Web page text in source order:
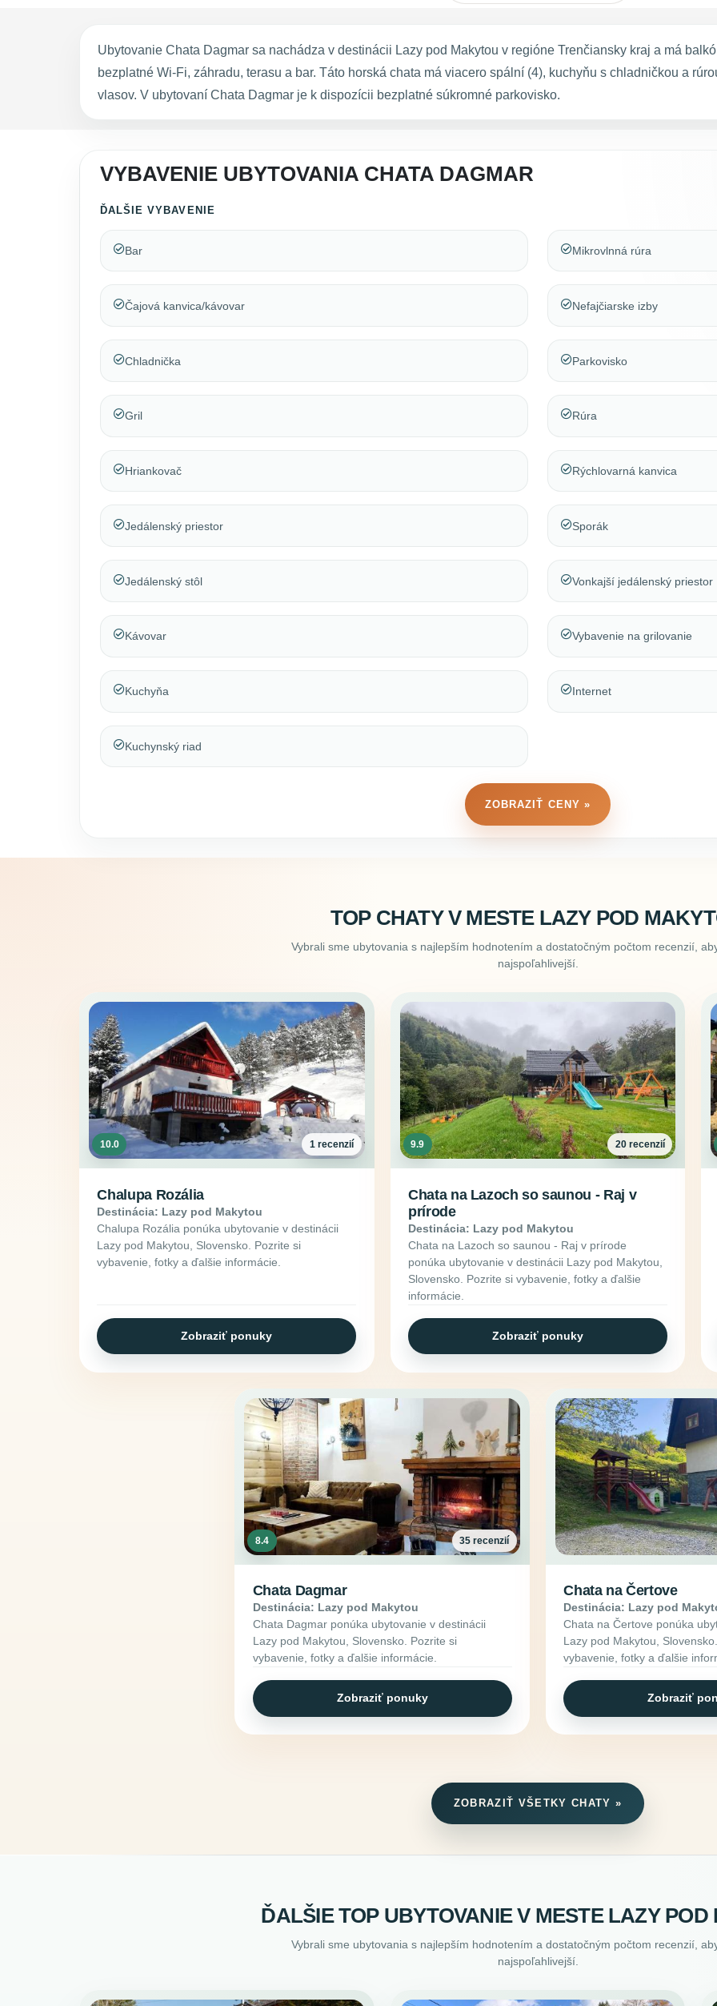
Ubytovanie Chata Dagmar sa nachádza v destinácii Lazy pod Makytou v regióne Trenčiansky kraj a má
bezplatné Wi-Fi, záhradu, terasu a bar. Táto horská chata má viacero spální (4), kuchyňu s chladničkou a
vlasov. V ubytovaní Chata Dagmar je k dispozícii bezplatné súkromné parkovisko.
VYBAVENIE UBYTOVANIA CHATA DAGMAR
ĎALŠIE VYBAVENIE
Bar
Čajová kanvica/kávovar
Chladnička
Gril
Hriankovač
Jedálenský priestor
Jedálenský stôl
Kávovar
Kuchyňa
Kuchynský riad
Mikrovlnná rúra
Nefajčiarske izby
Parkovisko
Rúra
Rýchlovarná kanvica
Sporák
Vonkajší jedálenský priestor
Vybavenie na grilovanie
Internet
ZOBRAZIŤ CENY »
TOP CHATY V MESTE LAZY POD
Vybrali sme ubytovania s najlepším hodnotením a dostatočným počtom recenzií,
najspoľahlivejší.
10.0 1 recenzií
Chalupa Rozália
Destinácia: Lazy pod Makytou
Chalupa Rozália ponúka ubytovanie v destinácii
Lazy pod Makytou, Slovensko. Pozrite si
vybavenie, fotky a ďalšie informácie.
Zobraziť ponuky
9.9 20 recenzií
Chata na Lazoch so saunou - Raj v
prírode
Destinácia: Lazy pod Makytou
Chata na Lazoch so saunou - Raj v prírode
ponúka ubytovanie v destinácii Lazy pod Makytou,
Slovensko. Pozrite si vybavenie, fotky a ďalšie
informácie.
Zobraziť ponuky
8.4 35 recenzií
Chata Dagmar
Destinácia: Lazy pod Makytou
Chata Dagmar ponúka ubytovanie v destinácii
Lazy pod Makytou, Slovensko. Pozrite si
vybavenie, fotky a ďalšie informácie.
Zobraziť ponuky
Chata na Čertove
Destinácia: Lazy pod
Chata na Čertove ponúka
Lazy pod Makytou,
vybavenie, fotky a ďalšie
Zobraziť
ZOBRAZIŤ VŠETKY CHATY »
ĎALŠIE TOP UBYTOVANIE V MESTE LAZY POD
Vybrali sme ubytovania s najlepším hodnotením a dostatočným počtom recenzií,
najspoľahlivejší.